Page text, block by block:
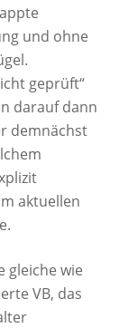
und ohne
geprüft“
darauf dann
demnächst
aktuellen
gleiche wie
VB, das